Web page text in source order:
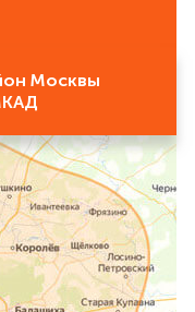
Москвы